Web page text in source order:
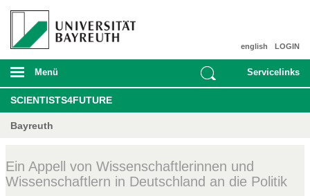
LOGIN
english
Menü Servicelinks
SCIENTISTS4FUTURE
Bayreuth
Ein Appell von Wissenschaftlerinnen und
Wissenschaftlern in Deutschland an die Politik